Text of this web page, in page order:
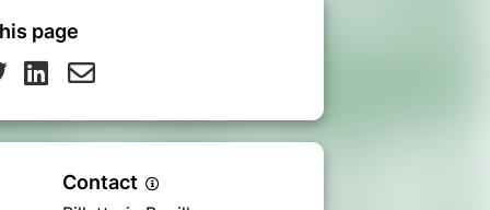
page
Contact